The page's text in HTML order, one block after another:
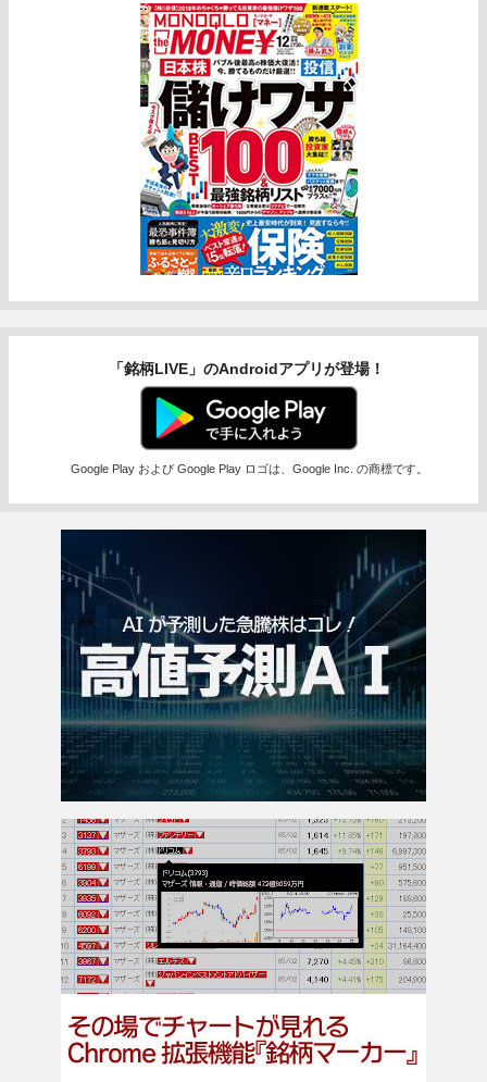
「銘柄LIVE」のAndroidアプリが登場！
Google Play および Google Play ロゴは、Google Inc. の商標です。